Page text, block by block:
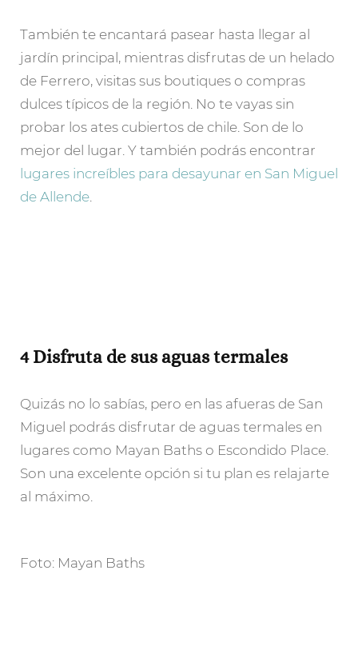
También te encantará pasear hasta llegar al
jardín principal, mientras disfrutas de un helado
de Ferrero, visitas sus boutiques o compras
dulces típicos de la región. No te vayas sin
probar los ates cubiertos de chile. Son de lo
mejor del lugar. Y también podrás encontrar
lugares increíbles para desayunar en San Miguel
de Allende.
4 Disfruta de sus aguas termales
Quizás no lo sabías, pero en las afueras de San
Miguel podrás disfrutar de aguas termales en
lugares como Mayan Baths o Escondido Place.
Son una excelente opción si tu plan es relajarte
al máximo.
Foto: Mayan Baths